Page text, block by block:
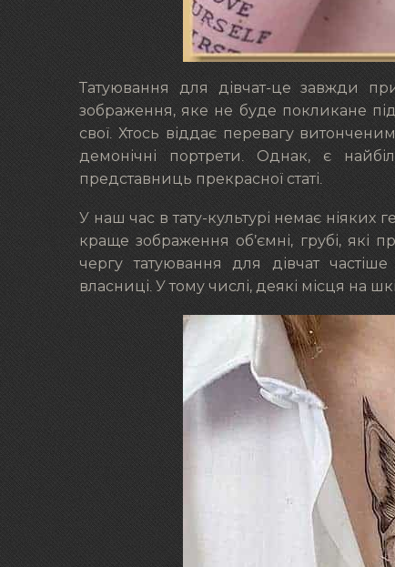
Татуювання для дівчат-це завжди
зображення, яке не буде покликане
свої. Хтось віддає перевагу
демонічні портрети. Однак, є
представниць прекрасної статі.
У наш час в тату-культурі немає ніяких
краще зображення об’ємні, грубі, які
чергу татуювання для дівчат
власниці. У тому числі, деякі місця на